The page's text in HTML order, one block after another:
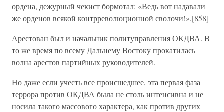
ордена, дежурный чекист бормотал: «Ведь вот надавали
же орденов всякой контрреволюционной сволочи!».[858]
Арестован был и начальник политуправления ОКДВА. В
то же время по всему Дальнему Востоку прокатилась
волна арестов партийных руководителей.
Но даже если учесть все происшедшее, эта первая фаза
террора против ОКДВА была не столь интенсивна и не
носила такого массового характера, как против других